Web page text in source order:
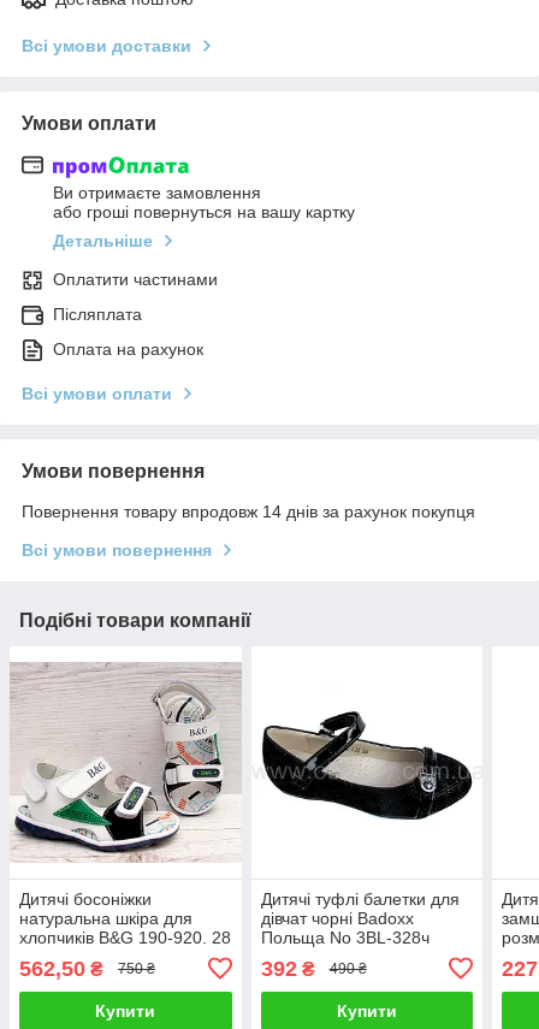
Всі умови доставки
Умови оплати
Ви отримаєте замовлення
або гроші повернуться на вашу картку
Детальніше
Оплатити частинами
Післяплата
Оплата на рахунок
Всі умови оплати
Умови повернення
Повернення товару впродовж 14 днів за рахунок покупця
Всі умови повернення
Подібні товари компанії
Дитячі босоніжки
натуральна шкіра для
хлопчиків B&G 190-920. 28
562,50 ₴ 750 ₴
Купити
Дитячі туфлі балетки для
дівчат чорні Badoxx
Польща No 3BL-328ч
392₴ 490 ₴
Купити